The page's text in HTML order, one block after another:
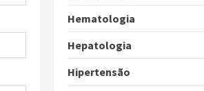
Hematologia
Hepatologia
Hipertensão